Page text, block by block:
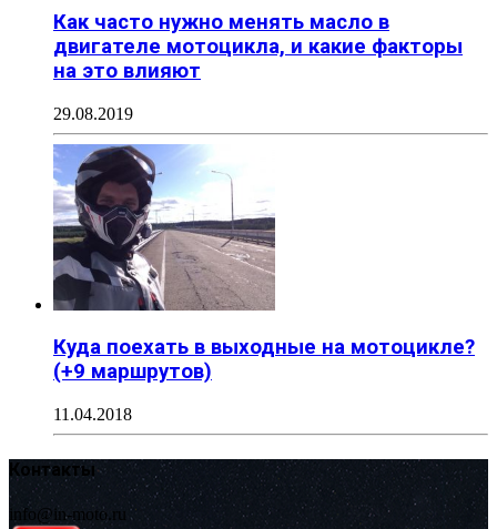
Как часто нужно менять масло в
двигателе мотоцикла, и какие факторы
на это влияют
29.08.2019
Куда поехать в выходные на мотоцикле?
(+9 маршрутов)
11.04.2018
Контакты
info@in-moto.ru